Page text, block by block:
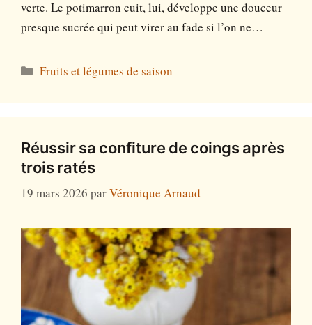
verte. Le potimarron cuit, lui, développe une douceur
presque sucrée qui peut virer au fade si l’on ne…
Catégories
Fruits et légumes de saison
Réussir sa confiture de coings après
trois ratés
19 mars 2026 parVéronique Arnaud